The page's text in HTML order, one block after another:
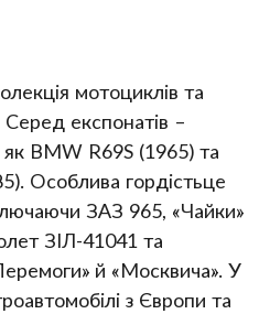
мотоциклів та
Серед експонатів –
як BMW R69S (1965) та
Особлива гордістьце
ЗАЗ 965, «Чайки»
ЗІЛ-41041 та
й «Москвича». У
з Європи та